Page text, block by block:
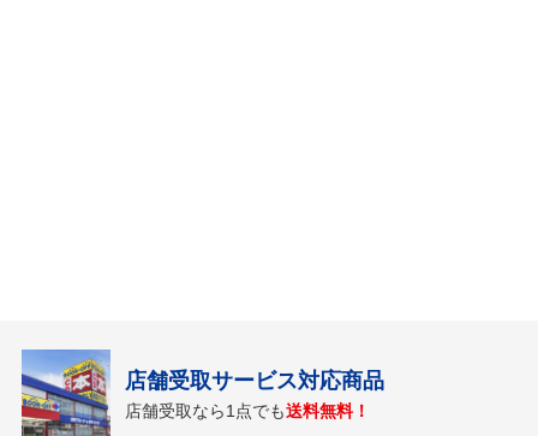
店舗受取サービス対応商品
店舗受取なら1点でも送料無料！